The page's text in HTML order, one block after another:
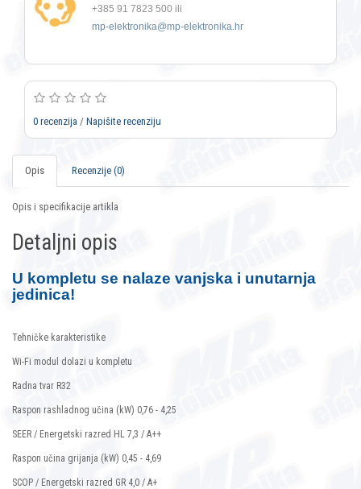
+385 91 7823 500 ili
mp-elektronika@mp-elektronika.hr
0 recenzija / Napišite recenziju
Opis Recenzije (0)
Opis i specifikacije artikla
Detaljni opis
U kompletu se nalaze vanjska i unutarnja
jedinica!
Tehničke karakteristike
Wi-Fi modul dolazi u kompletu
Radna tvar R32
Raspon rashladnog učina (kW) 0,76 - 4,25
SEER / Energetski razred HL 7,3 / A++
Raspon učina grijanja (kW) 0,45 - 4,69
SCOP / Energetski razred GR 4,0 / A+